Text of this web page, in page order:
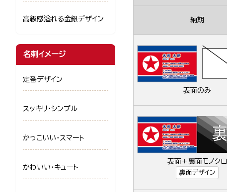
納期
表面のみ
表面＋裏面モノクロ
裏面デザイン
高級感溢れる金銀デザイン
名刺イメージ
定番デザイン
スッキリ・シンプル
かっこいい・スマート
かわいい・キュート